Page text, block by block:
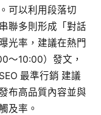
可以利用段落切
聯多則形成「對話
光率，建議在熱門
～10:00）發文，
最準行銷 建議
布高品質內容並與
及率。